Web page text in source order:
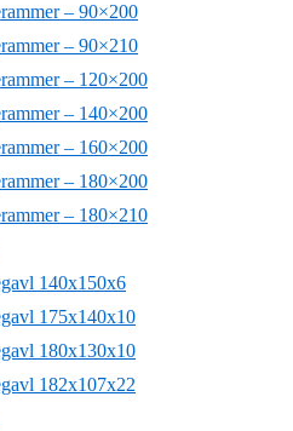
– 90×200
– 90×210
– 120×200
– 140×200
– 160×200
– 180×200
– 180×210
140x150x6
175x140x10
180x130x10
182x107x22